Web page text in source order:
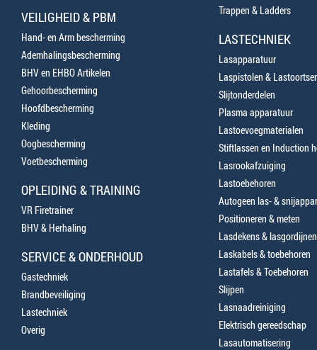
VEILIGHEID & PBM
Hand- en Arm bescherming
Ademhalingsbescherming
BHV en EHBO Artikelen
Gehoorbescherming
Hoofdbescherming
Kleding
Oogbescherming
Voetbescherming
OPLEIDING & TRAINING
VR Firetrainer
BHV & Herhaling
SERVICE & ONDERHOUD
Gastechniek
Brandbeveiliging
Lastechniek
Overig
Trappen & Ladders
LASTECHNIEK
Lasapparatuur
Laspistolen &
Slijtonderdelen
Plasma apparatuur
Lastoevoegmaterialen
Stiftlassen en Induction
Lasrookafzuiging
Lastoebehoren
Autogeen las- &
Positioneren & meten
Lasdekens & lasgordijnen
Laskabels & toebehoren
Lastafels & Toebehoren
Slijpen
Lasnaadreiniging
Elektrisch gereedschap
Lasautomatisering